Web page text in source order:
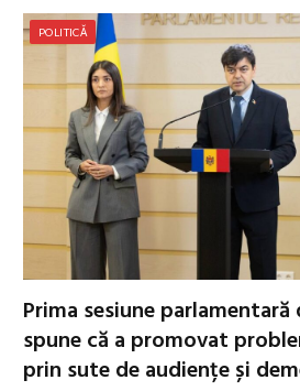
POLITICĂ
Prima sesiune
spune că a promovat
prin sute de audiențe și